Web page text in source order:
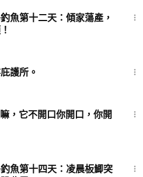
魚第十二天：傾家蕩產，
護所。
，它不開口你開口，你開
魚第十四天：凌晨板鯽突